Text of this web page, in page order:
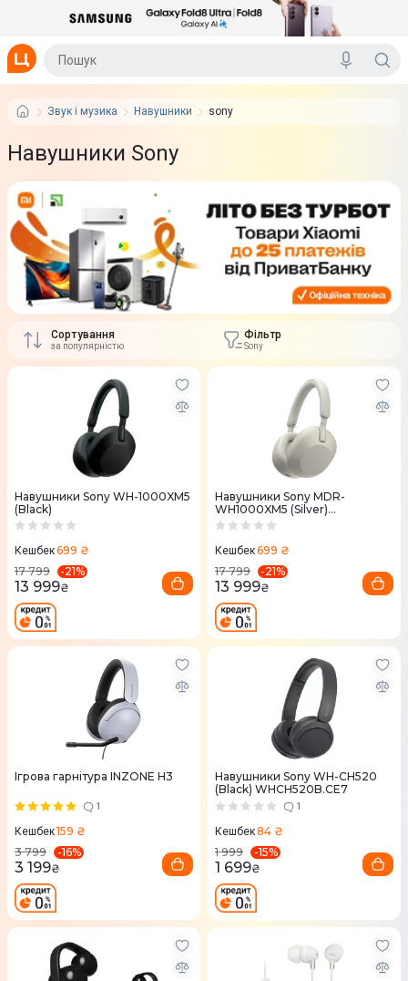
Звук і музика Навушники sony
Навушники Sony
Сортування
за популярністю
Фільтр
Sony
Навушники Sony WH-1000XM5
(Black)
Кешбек699 ₴
17 799
-21%
13 999₴
Навушники Sony MDR-
WH1000XM5 (Silver)
WH1000XM5S.CE7
Кешбек699 ₴
17 799
-21%
13 999₴
Ігрова гарнітура INZONE H3
1
Кешбек159 ₴
3 799
-16%
3 199₴
Навушники Sony WH-CH520
(Black) WHCH520B.CE7
1
Кешбек84 ₴
1 999
-15%
1 699₴